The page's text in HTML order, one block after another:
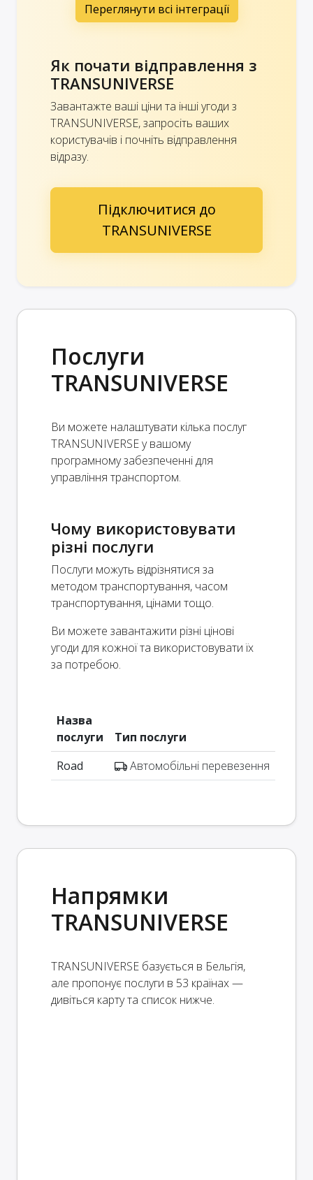
Переглянути всі інтеграції
Як почати відправлення з
TRANSUNIVERSE
Завантажте ваші ціни та інші угоди з
TRANSUNIVERSE, запросіть ваших
користувачів і почніть відправлення
відразу.
Підключитися до
TRANSUNIVERSE
Послуги
TRANSUNIVERSE
Ви можете налаштувати кілька послуг
TRANSUNIVERSE у вашому
програмному забезпеченні для
управління транспортом.
Чому використовувати
різні послуги
Послуги можуть відрізнятися за
методом транспортування, часом
транспортування, цінами тощо.
Ви можете завантажити різні цінові
угоди для кожної та використовувати їх
за потребою.
Назва
послуги
Тип послуги
Road
Автомобільні перевезення
Напрямки
TRANSUNIVERSE
TRANSUNIVERSE базується в Бельгія,
але пропонує послуги в 53 країнах —
дивіться карту та список нижче.